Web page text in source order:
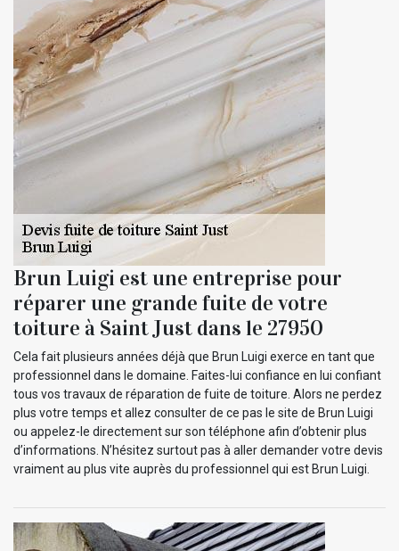
Brun Luigi est une entreprise pour
réparer une grande fuite de votre
toiture à Saint Just dans le 27950
Cela fait plusieurs années déjà que Brun Luigi exerce en tant que
professionnel dans le domaine. Faites-lui confiance en lui confiant
tous vos travaux de réparation de fuite de toiture. Alors ne perdez
plus votre temps et allez consulter de ce pas le site de Brun Luigi
ou appelez-le directement sur son téléphone afin d’obtenir plus
d’informations. N’hésitez surtout pas à aller demander votre devis
vraiment au plus vite auprès du professionnel qui est Brun Luigi.